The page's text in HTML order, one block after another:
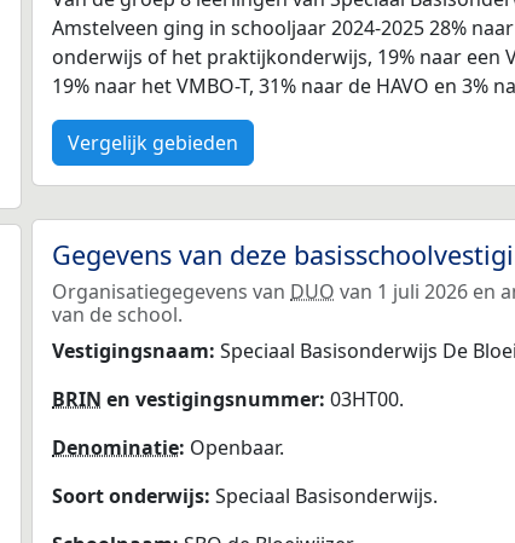
Amstelveen ging in schooljaar 2024-2025 28%
onderwijs of het praktijkonderwijs, 19% naar een
19% naar het VMBO-T, 31% naar de HAVO en 3%
Vergelijk gebieden
Gegevens van deze
Organisatiegegevens van DUO van 1 juli 2026 en
van de school.
Vestigingsnaam: Speciaal Basisonderwijs De
BRIN en vestigingsnummer: 03HT00.
Denominatie: Openbaar.
Soort onderwijs: Speciaal Basisonderwijs.